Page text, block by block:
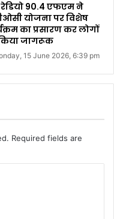
रेडियो 90.4 एफएम ने
योजना पर विशेष
का प्रसारण कर लोगों
जागरूक
15 June 2026, 6:39 pm
Required fields are